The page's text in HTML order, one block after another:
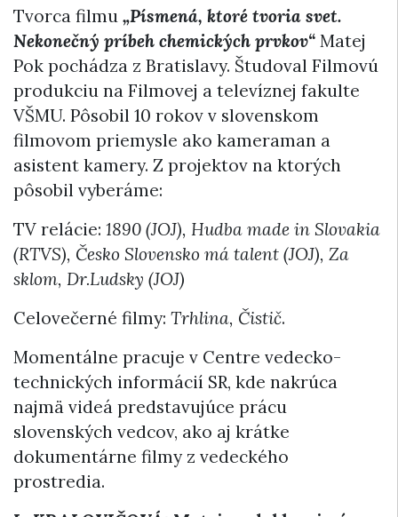
Tvorca filmu „Písmená, ktoré tvoria svet.
Nekonečný príbeh chemických prvkov“ Matej
Pok pochádza z Bratislavy. Študoval Filmovú
produkciu na Filmovej a televíznej fakulte
VŠMU. Pôsobil 10 rokov v slovenskom
filmovom priemysle ako kameraman a
asistent kamery. Z projektov na ktorých
pôsobil vyberáme:
TV relácie: 1890 (JOJ), Hudba made in Slovakia
(RTVS), Česko Slovensko má talent (JOJ), Za
sklom, Dr.Ludsky (JOJ)
Celovečerné filmy: Trhlina, Čistič.
Momentálne pracuje v Centre vedecko-
technických informácií SR, kde nakrúca
najmä videá predstavujúce prácu
slovenských vedcov, ako aj krátke
dokumentárne filmy z vedeckého
prostredia.